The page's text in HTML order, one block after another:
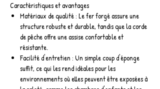
Caractéristiques et avantages
Matériaux de qualité : Le fer forgé assure une
structure robuste et durable, tandis que la corde
de pêche offre une assise confortable et
résistante.
Facilité d'entretien : Un simple coup d'éponge
suffit, ce qui les rend idéales pour les
environnements où elles peuvent être exposées à